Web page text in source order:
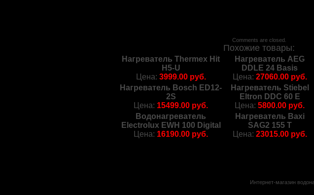
Comments are closed.
Похожие товары:
Нагреватель Thermex Hit
H5-U
Цена: 3999.00 руб.
Нагреватель AEG
DDLE 24 Basis
Цена: 27060.00 руб.
Нагреватель Bosch ED12-
2S
Цена: 15499.00 руб.
Нагреватель Stiebel
Eltron DDC 60 E
Цена: 5800.00 руб.
Водонагреватель
Electrolux EWH 100 Digital
Цена: 16190.00 руб.
Нагреватель Baxi
SAG2 155 T
Цена: 23015.00 руб.
Интернет-магазин